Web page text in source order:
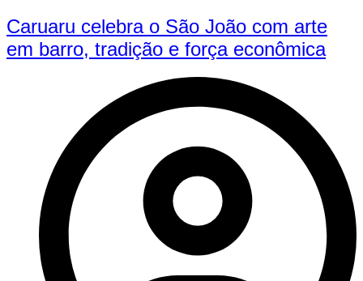
Caruaru celebra o São João com arte
em barro, tradição e força econômica